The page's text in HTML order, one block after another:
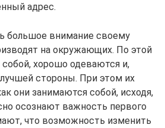
адрес.
большое внимание своему
на окружающих. По этой
хорошо одеваются и,
стороны. При этом их
они занимаются собой, исходя,
осознают важность первого
что возможность изменить